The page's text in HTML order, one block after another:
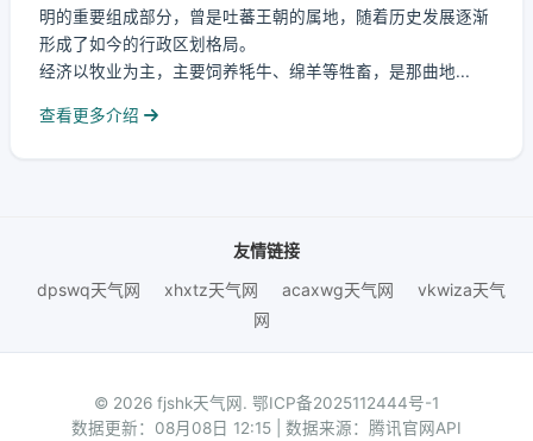
明的重要组成部分，曾是吐蕃王朝的属地，随着历史发展逐渐
形成了如今的行政区划格局。
经济以牧业为主，主要饲养牦牛、绵羊等牲畜，是那曲地...
查看更多介绍
友情链接
dpswq天气网
xhxtz天气网 acaxwg天气网
vkwiza天气
网
© 2026 fjshk天气网. 鄂ICP备2025112444号-1
数据更新：08月08日 12:15 | 数据来源：腾讯官网API